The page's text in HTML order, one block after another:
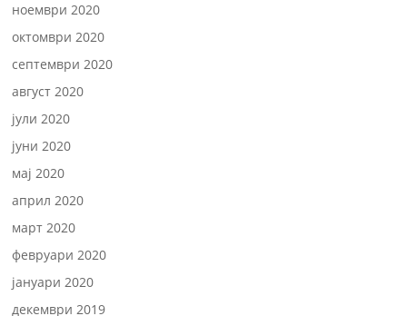
ноември 2020
октомври 2020
септември 2020
август 2020
јули 2020
јуни 2020
мај 2020
април 2020
март 2020
февруари 2020
јануари 2020
декември 2019